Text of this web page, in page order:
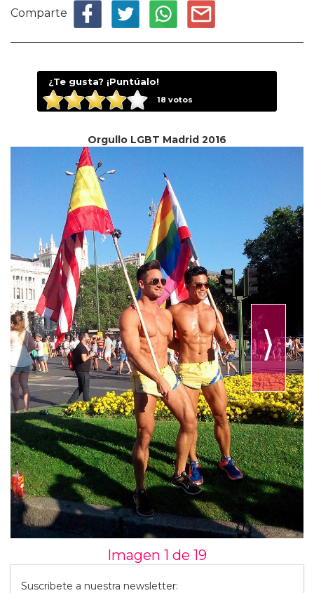
Comparte
¿Te gusta? ¡Puntúalo!
18 votos
Orgullo LGBT Madrid 2016
⟩
Imagen 1 de 19
Suscribete a nuestra newsletter: